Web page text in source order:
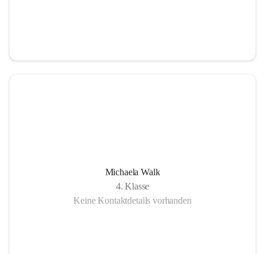
Michaela Walk
4. Klasse
Keine Kontaktdetails vorhanden